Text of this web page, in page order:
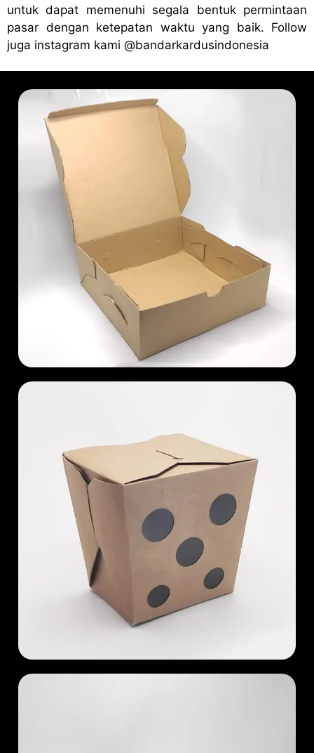
untuk dapat memenuhi segala bentuk permintaan
pasar dengan ketepatan waktu yang baik. Follow
juga instagram kami @bandarkardusindonesia